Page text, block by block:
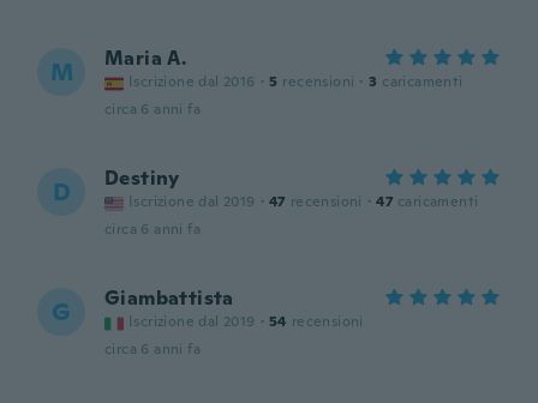
M Maria A.
Iscrizione dal 2016 · 5 recensioni · 3 caricamenti
circa 6 anni fa
D Destiny
Iscrizione dal 2019 · 47 recensioni · 47 caricamenti
circa 6 anni fa
G Giambattista
Iscrizione dal 2019 · 54 recensioni
circa 6 anni fa